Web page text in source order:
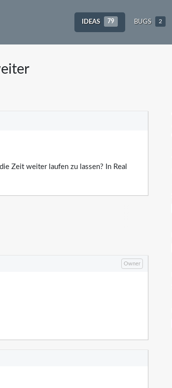
IDEAS 79 BUGS 2
Zeit weiter laufen zu lassen? In Real
Owner